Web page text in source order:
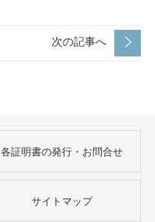
次の記事へ
各証明書の発行・お問合せ
サイトマップ